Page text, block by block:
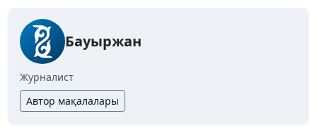
Бауыржан
Журналист
Автор мақалалары